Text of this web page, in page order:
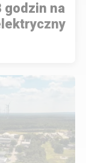
godzin na